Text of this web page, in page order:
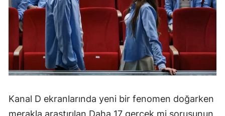
Kanal D ekranlarında yeni bir fenomen doğarken
merakla araştırılan Daha 17 gerçek mi sorusunun